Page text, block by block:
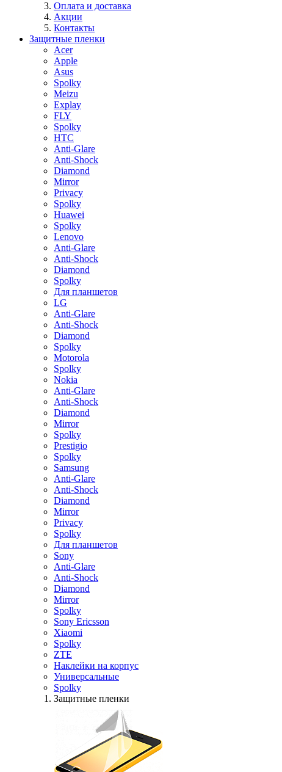
Оплата и доставка
Акции
Контакты
Защитные пленки
Acer
Apple
Asus
Spolky
Meizu
Explay
FLY
Spolky
HTC
Anti-Glare
Anti-Shock
Diamond
Mirror
Privacy
Spolky
Huawei
Spolky
Lenovo
Anti-Glare
Anti-Shock
Diamond
Spolky
Для планшетов
LG
Anti-Glare
Anti-Shock
Diamond
Spolky
Motorola
Spolky
Nokia
Anti-Glare
Anti-Shock
Diamond
Mirror
Spolky
Prestigio
Spolky
Samsung
Anti-Glare
Anti-Shock
Diamond
Mirror
Privacy
Spolky
Для планшетов
Sony
Anti-Glare
Anti-Shock
Diamond
Mirror
Spolky
Sony Ericsson
Xiaomi
Spolky
ZTE
Наклейки на корпус
Универсальные
Spolky
Защитные пленки